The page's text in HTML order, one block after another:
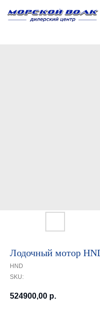
Лодочный мотор
HND
SKU:
524900,00 р.